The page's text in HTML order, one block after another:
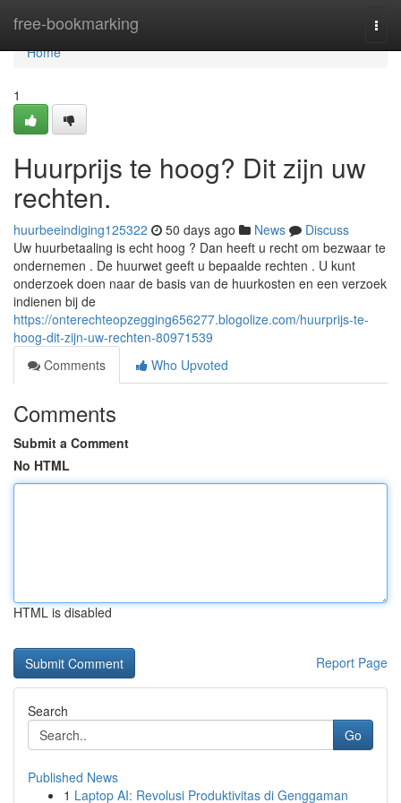
free-bookmarking
Home
Home
1
Huurprijs te hoog? Dit zijn uw
rechten.
huurbeeindiging125322 50 days ago News
Discuss
Uw huurbetaaling is echt hoog ? Dan heeft u recht om bezwaar te
ondernemen . De huurwet geeft u bepaalde rechten . U kunt
onderzoek doen naar de basis van de huurkosten en een verzoek
indienen bij de
https://onterechteopzegging656277.blogolize.com/huurprijs-te-
hoog-dit-zijn-uw-rechten-80971539
Comments
Who Upvoted
Comments
Submit a Comment
No HTML
HTML is disabled
Report Page
Search
Go
Published News
1 Laptop AI: Revolusi Produktivitas di Genggaman